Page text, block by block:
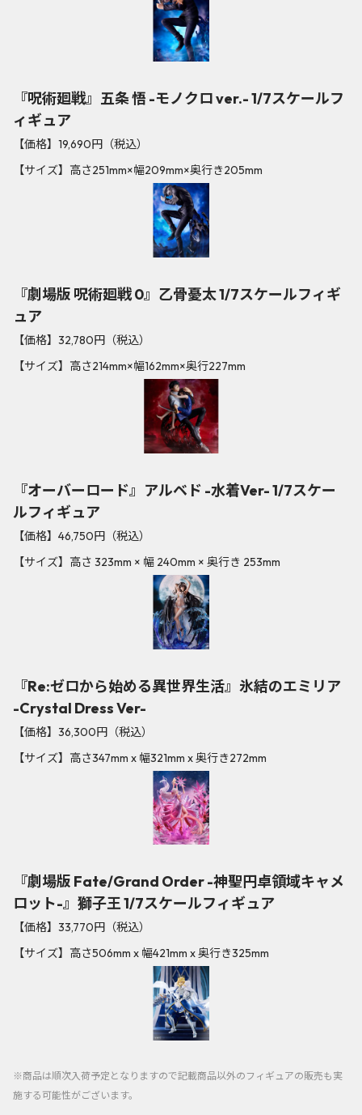
『呪術廻戦』五条 悟 -モノクロ ver.- 1/7スケールフ
ィギュア
【価格】19,690円（税込）
【サイズ】高さ251mm×幅209mm×奥行き205mm
『劇場版 呪術廻戦 0』乙骨憂太 1/7スケールフィギ
ュア
【価格】32,780円（税込）
【サイズ】高さ214mm×幅162mm×奥行227mm
『オーバーロード』アルベド -水着Ver- 1/7スケー
ルフィギュア
【価格】46,750円（税込）
【サイズ】高さ 323mm × 幅 240mm × 奥行き 253mm
『Re:ゼロから始める異世界生活』氷結のエミリア
-Crystal Dress Ver-
【価格】36,300円（税込）
【サイズ】高さ347mm x 幅321mm x 奥行き272mm
『劇場版 Fate/Grand Order -神聖円卓領域キャメ
ロット-』獅子王 1/7スケールフィギュア
【価格】33,770円（税込）
【サイズ】高さ506mm x 幅421mm x 奥行き325mm
※商品は順次入荷予定となりますので記載商品以外のフィギュアの販売も実
施する可能性がございます。